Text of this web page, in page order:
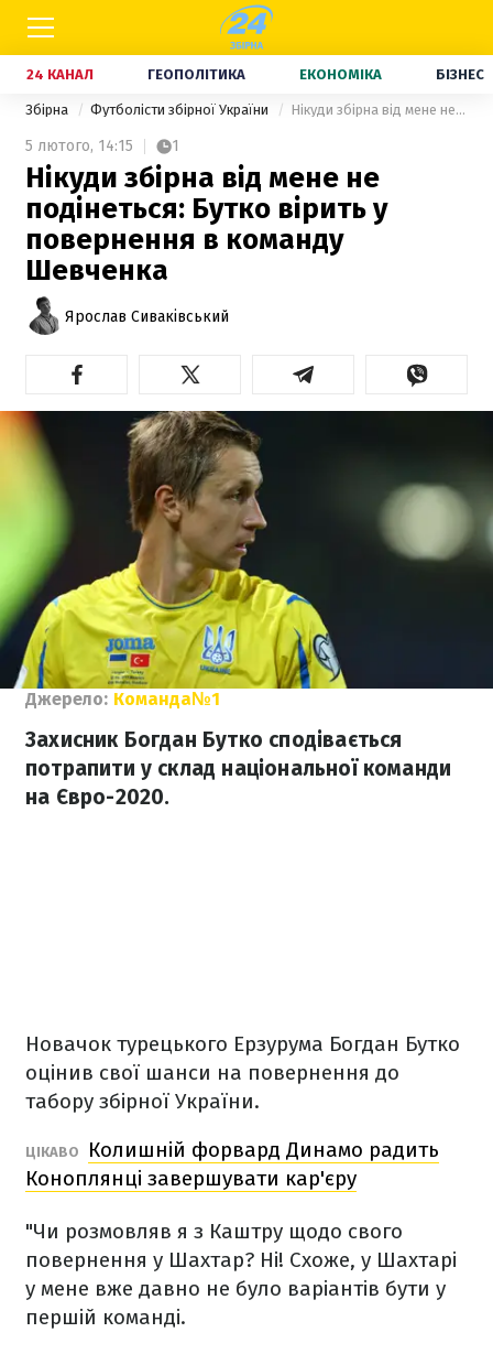
24 КАНАЛ ГЕОПОЛІТИКА ЕКОНОМІКА БІЗНЕС
Збірна Футболісти збірної України Нікуди збірна від мене не подінеться: Бутко вірить у повернення в команду Шевченка
5 лютого, 14:15 1
Нікуди збірна від мене не
подінеться: Бутко вірить у
повернення в команду
Шевченка
Ярослав Сиваківський
Джерело: Команда№1
Захисник Богдан Бутко сподівається
потрапити у склад національної команди
на Євро-2020.
Новачок турецького Ерзурума Богдан Бутко
оцінив свої шанси на повернення до
табору збірної України.
ЦІКАВО
Колишній форвард Динамо радить
Коноплянці завершувати кар'єру
"Чи розмовляв я з Каштру щодо свого
повернення у Шахтар? Ні! Схоже, у Шахтарі
у мене вже давно не було варіантів бути у
першій команді.